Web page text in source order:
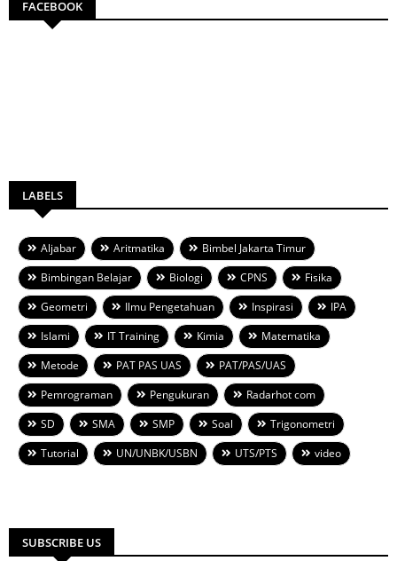
FACEBOOK
LABELS
Aljabar Aritmatika
Bimbel Jakarta Timur
Bimbingan Belajar
Biologi CPNS
Fisika
Geometri
Ilmu Pengetahuan Inspirasi
IPA
Islami
IT Training Kimia
Matematika
Metode
PAT PAS UAS
PAT/PAS/UAS
Pemrograman
Pengukuran
Radarhot com
SD
SMA SMP Soal
Trigonometri
Tutorial
UN/UNBK/USBN UTS/PTS video
SUBSCRIBE US